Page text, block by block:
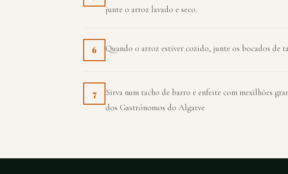
junte o arroz lavado e seco.
6 Quando o arroz estiver cozido, junte os bocados de
7
Sirva num tacho de barro e enfeite com mexilhões
dos Gastrónomos do Algarve